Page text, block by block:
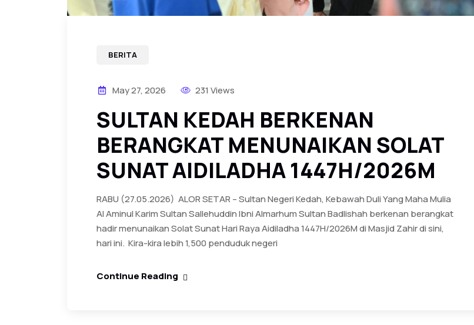
BERITA
May 27, 2026 231 Views
‎SULTAN KEDAH BERKENAN
BERANGKAT MENUNAIKAN SOLAT
SUNAT AIDILADHA 1447H/2026M
RABU (27.05.2026) ‎ ‎ALOR SETAR – Sultan Negeri Kedah, Kebawah Duli Yang Maha Mulia
Al Aminul Karim Sultan Sallehuddin Ibni Almarhum Sultan Badlishah berkenan berangkat
hadir menunaikan Solat Sunat Hari Raya Aidiladha 1447H/2026M di Masjid Zahir di sini,
hari ini. ‎ ‎Kira-kira lebih 1,500 penduduk negeri
Continue Reading